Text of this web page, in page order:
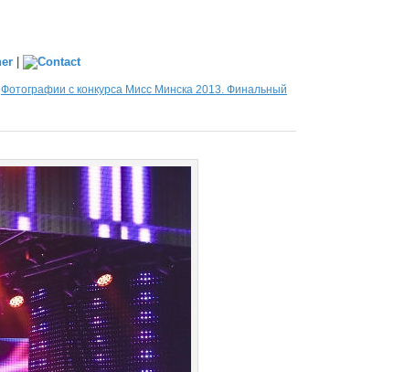
|
Фотографии с конкурса Мисс Минска 2013. Финальный